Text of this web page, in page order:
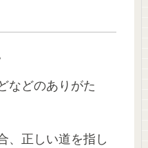
などのありがた
、正しい道を指し